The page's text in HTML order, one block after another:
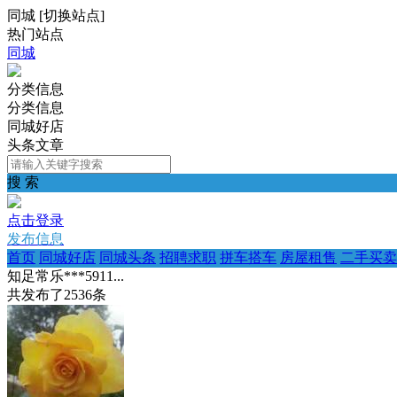
同城 [切换站点]
热门站点
同城
分类信息
分类信息
同城好店
头条文章
搜 索
点击登录
发布信息
首页 同城好店 同城头条 招聘求职 拼车搭车 房屋租售 二手买卖
知足常乐***5911...
共发布了2536条